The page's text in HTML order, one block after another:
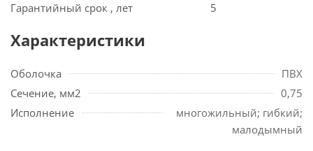
Гарантийный срок , лет
5
Характеристики
Оболочка
ПВХ
Сечение, мм2
0,75
Исполнение
многожильный; гибкий;
малодымный